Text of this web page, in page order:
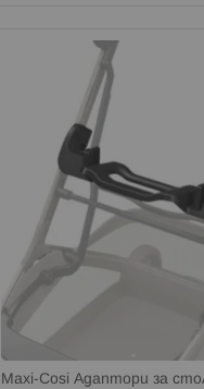
Maxi-Cosi Адаптори за